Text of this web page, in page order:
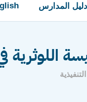
دليل المدارس
في